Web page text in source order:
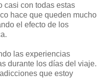
casi con todas estas
hace que queden mucho
el efecto de los
las experiencias
durante los días del viaje.
que estoy